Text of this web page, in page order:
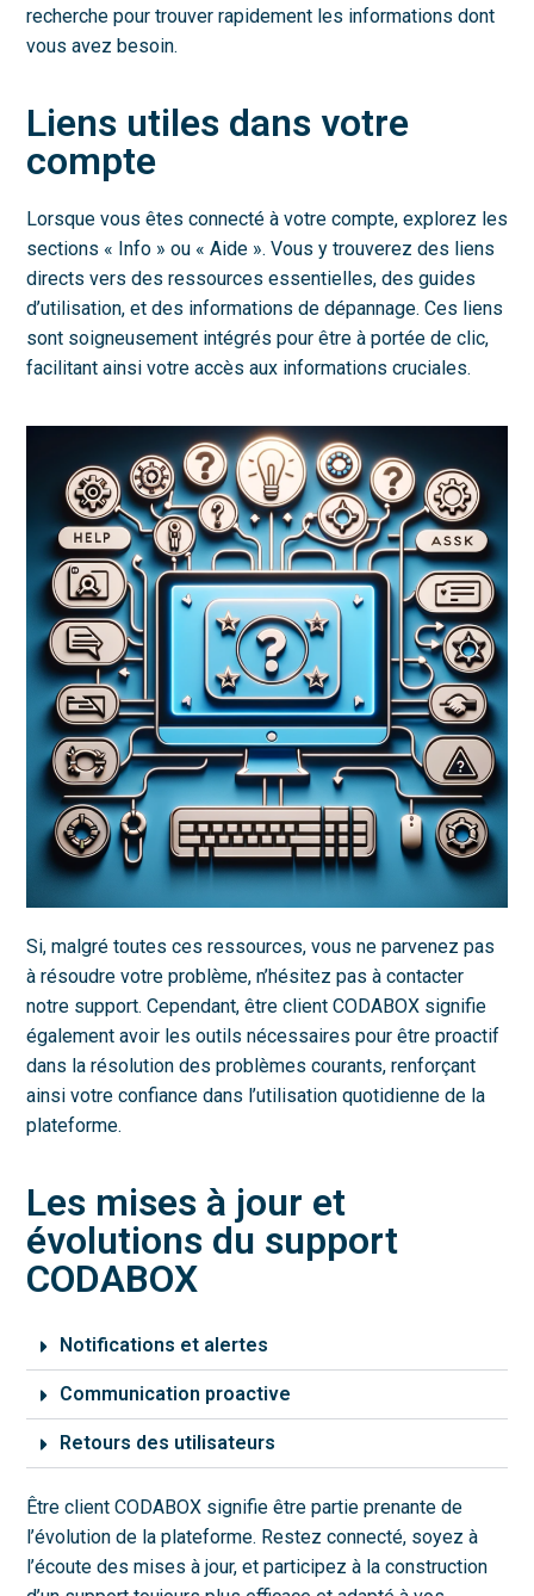
recherche pour trouver rapidement les informations dont
vous avez besoin.
Liens utiles dans votre
compte
Lorsque vous êtes connecté à votre compte, explorez les
sections « Info » ou « Aide ». Vous y trouverez des liens
directs vers des ressources essentielles, des guides
d’utilisation, et des informations de dépannage. Ces liens
sont soigneusement intégrés pour être à portée de clic,
facilitant ainsi votre accès aux informations cruciales.
Si, malgré toutes ces ressources, vous ne parvenez pas
à résoudre votre problème, n’hésitez pas à contacter
notre support. Cependant, être client CODABOX signifie
également avoir les outils nécessaires pour être proactif
dans la résolution des problèmes courants, renforçant
ainsi votre confiance dans l’utilisation quotidienne de la
plateforme.
Les mises à jour et
évolutions du support
CODABOX
Notifications et alertes
Communication proactive
Retours des utilisateurs
Être client CODABOX signifie être partie prenante de
l’évolution de la plateforme. Restez connecté, soyez à
l’écoute des mises à jour, et participez à la construction